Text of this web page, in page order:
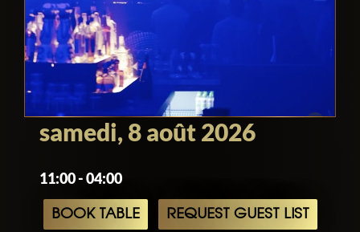
samedi, 8 août 2026
11:00 - 04:00
BOOK TABLE REQUEST GUEST LIST